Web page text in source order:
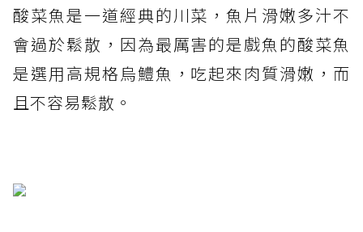
酸菜魚是一道經典的川菜，魚片滑嫩多汁不
會過於鬆散，因為最厲害的是戲魚的酸菜魚
是選用高規格烏鱧魚，吃起來肉質滑嫩，而
且不容易鬆散。